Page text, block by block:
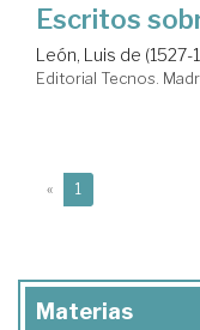
Escritos
León, Luis de (1527-
Editorial Tecnos.
« 1
Materias